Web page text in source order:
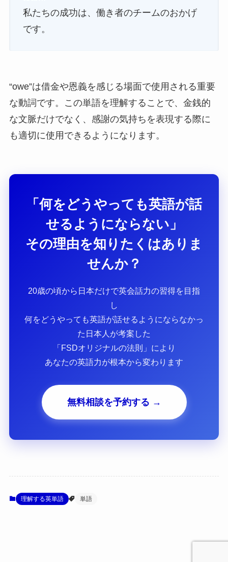
私たちの成功は、働き者のチームのおかげ
です。
“owe”は借金や恩義を感じる場面で使用される重要
な動詞です。この単語を理解することで、金銭的
な文脈だけでなく、感謝の気持ちを表現する際に
も適切に使用できるようになります。
「何をどうやっても英語が話
せるようにならない」
その理由を知りたくはありま
せんか？
20歳の頃から日本だけで英会話力の習得を目指
し
何をどうやっても英語が話せるようにならなかっ
た日本人が考案した
「FSDオリジナルの法則」により
あなたの英語力が根本から変わります
無料相談を予約する →
理解する英単語 単語